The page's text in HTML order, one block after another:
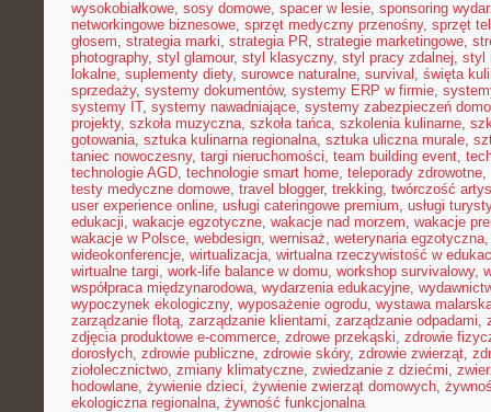
wysokobiałkowe, sosy domowe, spacer w lesie, sponsoring
networkingowe biznesowe, sprzęt medyczny przenośny, sprzęt
głosem, strategia marki, strategia PR, strategie marketingowe,
photography, styl glamour, styl klasyczny, styl pracy zdalnej, styl
lokalne, suplementy diety, surowce naturalne, survival , święta
sprzedaży, systemy dokumentów, systemy ERP w firmie,
systemy IT, systemy nawadniające, systemy zabezpieczeń
projekty, szkoła muzyczna, szkoła tańca, szkolenia kulinarne,
gotowania, sztuka kulinarna regionalna, sztuka uliczna murale,
taniec nowoczesny, targi nieruchomości, team building event,
technologie AGD, technologie smart home, teleporady zdrowotne,
testy medyczne domowe, travel blogger, trekking, twórczość
user experience online, usługi cateringowe premium, usługi
edukacji, wakacje egzotyczne, wakacje nad morzem, wakacje
wakacje w Polsce, webdesign, wernisaż, weterynaria egzotyczna
wideokonferencje, wirtualizacja, wirtualna rzeczywistość w
wirtualne targi, work-life balance w domu, workshop survivalowy,
współpraca międzynarodowa, wydarzenia edukacyjne,
wypoczynek ekologiczny, wyposażenie ogrodu, wystawa
zarządzanie flotą, zarządzanie klientami, zarządzanie odpadami,
zdjęcia produktowe e-commerce, zdrowe przekąski, zdrowie
dorosłych, zdrowie publiczne, zdrowie skóry, zdrowie zwierząt,
ziołolecznictwo, zmiany klimatyczne, zwiedzanie z dziećmi,
hodowlane, żywienie dzieci, żywienie zwierząt domowych,
ekologiczna regionalna, żywność funkcjonalna